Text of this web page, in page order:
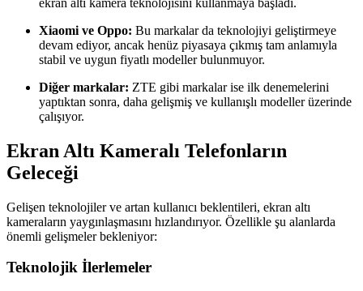
Xiaomi ve Oppo: Bu markalar da teknolojiyi geliştirmeye
devam ediyor, ancak henüz piyasaya çıkmış tam anlamıyla
stabil ve uygun fiyatlı modeller bulunmuyor.
Diğer markalar: ZTE gibi markalar ise ilk denemelerini
yaptıktan sonra, daha gelişmiş ve kullanışlı modeller üzerinde
çalışıyor.
Ekran Altı Kameralı Telefonların
Geleceği
Gelişen teknolojiler ve artan kullanıcı beklentileri, ekran altı
kameraların yaygınlaşmasını hızlandırıyor. Özellikle şu alanlarda
önemli gelişmeler bekleniyor:
Teknolojik İlerlemeler